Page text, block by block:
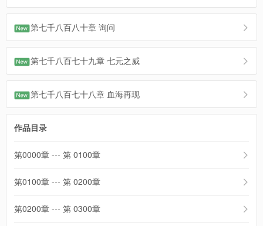
第七千八百八十章 询问
第七千八百七十九章 七元之威
第七千八百七十八章 血海再现
作品目录
第0000章 --- 第 0100章
第0100章 --- 第 0200章
第0200章 --- 第 0300章